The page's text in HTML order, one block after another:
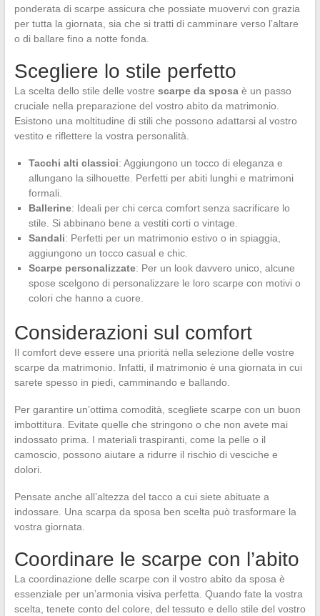
ponderata di scarpe assicura che possiate muovervi con grazia
per tutta la giornata, sia che si tratti di camminare verso l’altare
o di ballare fino a notte fonda.
Scegliere lo stile perfetto
La scelta dello stile delle vostre scarpe da sposaè un passo
cruciale nella preparazione del vostro abito da matrimonio.
Esistono una moltitudine di stili che possono adattarsi al vostro
vestito e riflettere la vostra personalità.
Tacchi alti classici: Aggiungono un tocco di eleganza e
allungano la silhouette. Perfetti per abiti lunghi e matrimoni
formali.
Ballerine: Ideali per chi cerca comfort senza sacrificare lo
stile. Si abbinano bene a vestiti corti o vintage.
Sandali: Perfetti per un matrimonio estivo o in spiaggia,
aggiungono un tocco casual e chic.
Scarpe personalizzate: Per un look davvero unico, alcune
spose scelgono di personalizzare le loro scarpe con motivi o
colori che hanno a cuore.
Considerazioni sul comfort
Il comfort deve essere una priorità nella selezione delle vostre
scarpe da matrimonio. Infatti, il matrimonio è una giornata in cui
sarete spesso in piedi, camminando e ballando.
Per garantire un’ottima comodità, scegliete scarpe con un buon
imbottitura. Evitate quelle che stringono o che non avete mai
indossato prima. I materiali traspiranti, come la pelle o il
camoscio, possono aiutare a ridurre il rischio di vesciche e
dolori.
Pensate anche all’altezza del tacco a cui siete abituate a
indossare. Una scarpa da sposa ben scelta può trasformare la
vostra giornata.
Coordinare le scarpe con l’abito
La coordinazione delle scarpe con il vostro abito da sposa è
essenziale per un’armonia visiva perfetta. Quando fate la vostra
scelta, tenete conto del colore, del tessuto e dello stile del vostro